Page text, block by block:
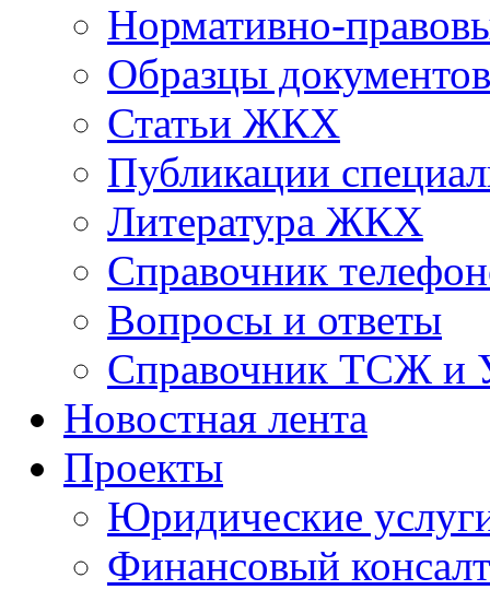
Нормативно-
Образцы документов
Статьи ЖКХ
Публикации
Литература ЖКХ
Справочник
Вопросы и ответы
Справочник ТСЖ и
Новостная лента
Проекты
Юридические
Финансовый